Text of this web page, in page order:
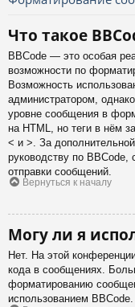
Что такое
BBCode — это особая
возможности по
Возможность
администратором,
уровне сообщения в
на HTML, но теги в нём
< и >. За
руководству по
отправки сообщений.
Вернуться к началу
Могу ли я
Нет. На этой
кода в сообщениях.
форматированию
использованием BBCode.